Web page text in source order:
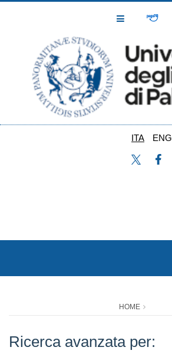
Toggle
ITA ENG
HOME
Ricerca avanzata per: